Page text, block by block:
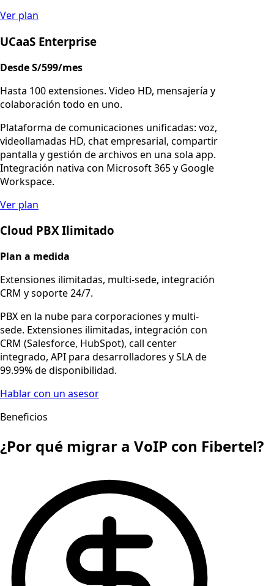
Ver plan
UCaaS Enterprise
Desde S/599/mes
Hasta 100 extensiones. Video HD, mensajería y
colaboración todo en uno.
Plataforma de comunicaciones unificadas: voz,
videollamadas HD, chat empresarial, compartir
pantalla y gestión de archivos en una sola app.
Integración nativa con Microsoft 365 y Google
Workspace.
Ver plan
Cloud PBX Ilimitado
Plan a medida
Extensiones ilimitadas, multi-sede, integración
CRM y soporte 24/7.
PBX en la nube para corporaciones y multi-
sede. Extensiones ilimitadas, integración con
CRM (Salesforce, HubSpot), call center
integrado, API para desarrolladores y SLA de
99.99% de disponibilidad.
Hablar con un asesor
Beneficios
¿Por qué migrar a VoIP con Fibertel?